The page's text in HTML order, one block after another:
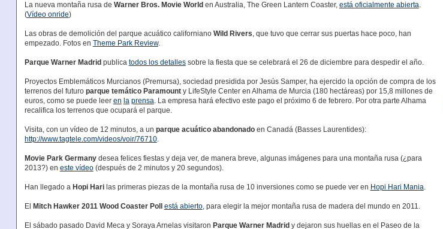
La nueva montaña rusa de Warner Bros. Movie World en Australia, The Green Lantern Coaster, está oficialmente abierta.
(Vídeo onride)
Las obras de demolición del parque acuático californiano Wild Rivers, que tuvo que cerrar sus puertas hace poco, han
empezado. Fotos en Theme Park Review.
Parque Warner Madrid publica todos los detallessobre la fiesta que se celebrará el 26 de diciembre para despedir el año.
Proyectos Emblemáticos Murcianos (Premursa), sociedad presidida por Jesús Samper, ha ejercido la opción de compra de los
terrenos del futuro parque temático Paramounty LifeStyle Center en Alhama de Murcia (180 hectáreas) por 15,8 millones de
euros, como se puede leer en la prensa. La empresa hará efectivo este pago el próximo 6 de febrero. Por otra parte Alhama
recalifica los terrenos que ocupará el parque.
Visita, con un vídeo de 12 minutos, a un parque acuático abandonadoen Canadá (Basses Laurentides):
http://www.tagtele.com/videos/voir/76710.
Movie Park Germanydesea felices fiestas y deja ver, de manera breve, algunas imágenes para una montaña rusa (¿para
2013?) en este vídeo(después de 2 minutos y 20 segundos).
Han llegado a Hopi Harilas primeras piezas de la montaña rusa de 10 inversiones como se puede ver en Hopi Hari Mania.
El Mitch Hawker 2011 Wood Coaster Poll está abierto, para elegir la mejor montaña rusa de madera del mundo en 2011.
El sábado pasado David Meca y Soraya Arnelas visitaron Parque Warner Madrid y dejaron sus huellas en el Paseo de la